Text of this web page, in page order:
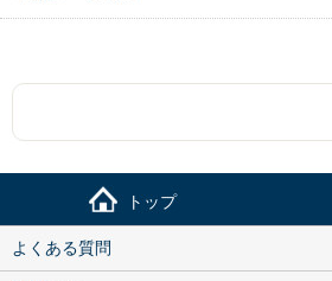
トップ
よくある質問